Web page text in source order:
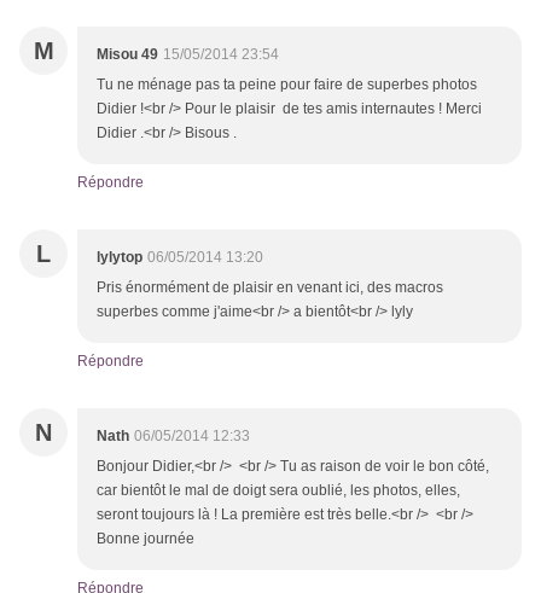
M Misou 49 15/05/2014 23:54
Tu ne ménage pas ta peine pour faire de superbes photos
Didier !<br /> Pour le plaisir de tes amis internautes ! Merci
Didier .<br /> Bisous .
Répondre
L lylytop 06/05/2014 13:20
Pris énormément de plaisir en venant ici, des macros
superbes comme j'aime<br /> a bientôt<br /> lyly
Répondre
N Nath 06/05/2014 12:33
Bonjour Didier,<br /> <br /> Tu as raison de voir le bon côté,
car bientôt le mal de doigt sera oublié, les photos, elles,
seront toujours là ! La première est très belle.<br /> <br />
Bonne journée
Répondre